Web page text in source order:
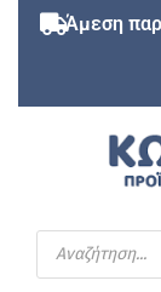
Άμεση